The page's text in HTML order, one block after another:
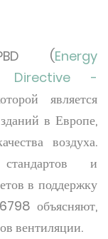
(Energy
Directive -
является
в Европе,
воздуха.
и
в поддержку
объясняют,
вентиляции.